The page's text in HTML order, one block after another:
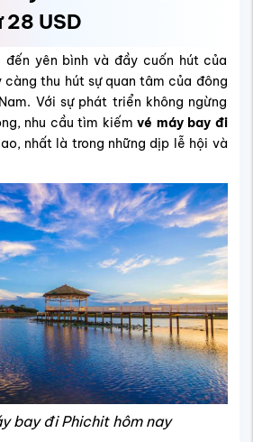
USD
yên bình và đầy cuốn hút của
càng thu hút sự quan tâm của đông
Với sự phát triển không ngừng
nhu cầu tìm kiếmvé máy bay đi
nhất là trong những dịp lễ hội và
bay đi Phichit hôm nay